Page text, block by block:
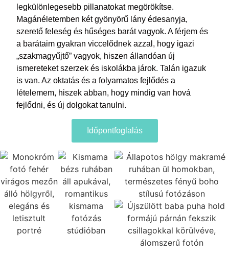
legkülönlegesebb pillanatokat megörökítse.
Magánéletemben két gyönyörű lány édesanyja,
szerető feleség és hűséges barát vagyok. A férjem és
a barátaim gyakran viccelődnek azzal, hogy igazi
„szakmagyűjtő” vagyok, hiszen állandóan új
ismereteket szerzek és iskolákba járok. Talán igazuk
is van. Az oktatás és a folyamatos fejlődés a
lételemem, hiszek abban, hogy mindig van hová
fejlődni, és új dolgokat tanulni.
Időpontfoglalás